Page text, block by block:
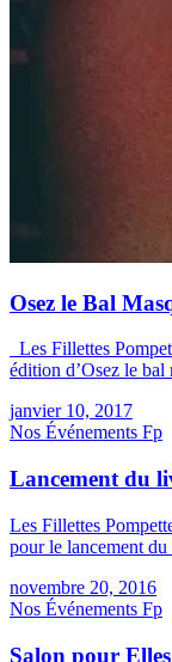
Osez le Bal
Les Fillettes
édition d’Osez le
janvier 10, 2017
Nos Événements Fp
Lancement du
Les Fillettes
pour le lancement
novembre 20, 2016
Nos Événements Fp
Salon pour